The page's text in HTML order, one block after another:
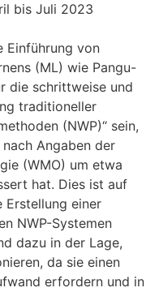
bis Juli 2023
Einführung von
(ML) wie Pangu-
die schrittweise und
traditioneller
(NWP)“ sein,
Angaben der
(WMO) um etwa
hat. Dies ist auf
Erstellung einer
NWP-Systemen
dazu in der Lage,
da sie einen
erfordern und in